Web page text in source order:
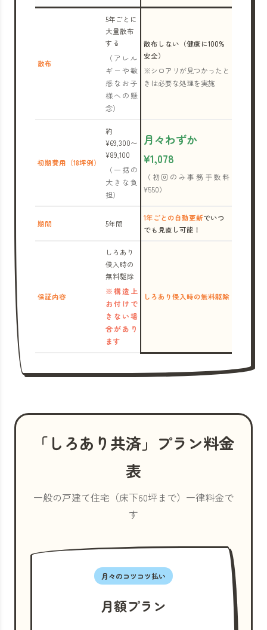
散布
5年ごとに
大量散布
する
（アレル
ギーや敏
感なお子
様への懸
念）
散布しない（健康に100%
安全）
※シロアリが見つかったと
きは必要な処理を実施
初期費用（18坪例）
約
¥69,300〜
¥89,100
（一括の
大きな負
担）
月々わずか
¥1,078
（初回のみ事務手数料
¥550）
期間 5年間
1年ごとの自動更新でいつ
でも見直し可能！
保証内容
しろあり
侵入時の
無料駆除
※構造上
お付けで
きない場
合があり
ます
しろあり侵入時の無料駆除
「しろあり共済」プラン料金
表
一般の戸建て住宅（床下60坪まで）一律料金で
す
月々のコツコツ払い
月額プラン